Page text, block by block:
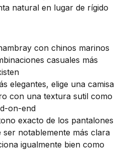
natural en lugar de rígido
con chinos marinos
casuales más
elegantes, elige una camisa
con una textura sutil como
on-end
exacto de los pantalones
notablemente más clara
igualmente bien como